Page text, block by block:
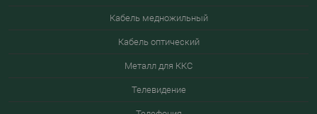
Кабель медножильный
Кабель оптический
Металл для ККС
Телевидение